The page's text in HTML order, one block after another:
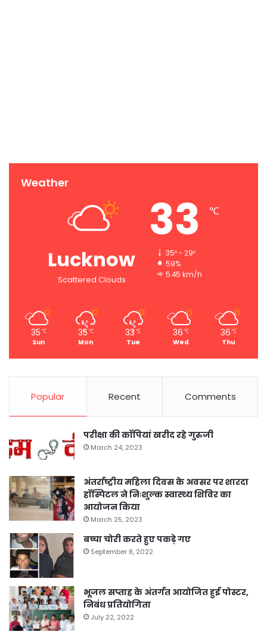
Weather
Lucknow
Scattered Clouds
33 ℃
35º - 29º
59%
5.45 km/h
35 ℃
Sun
35 ℃
Mon
33 ℃
Tue
36 ℃
Wed
36 ℃
Thu
Popular Recent Comments
परीक्षा की कॉपियां खरीद रहे गुरुजी
March 24, 2023
अंतर्राष्ट्रीय महिला दिवस के अवसर पर शारदा
हॉस्पिटल ने निःशुल्क स्वास्थ्य शिविर का
आयोजन किया
March 25, 2023
बच्चा चोरी करते हुए पकड़े गए
September 8, 2022
भूजल सप्ताह के अंतर्गत आयोजित हुई पोस्टर,
निबंध प्रतियोगिता
July 22, 2022